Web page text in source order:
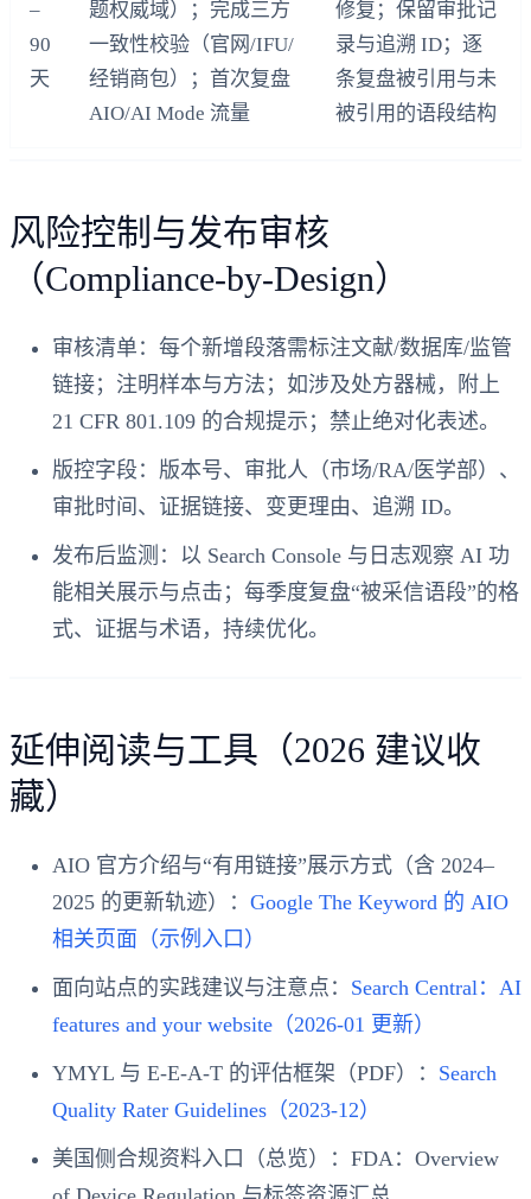
–
90
天
题权威域）；完成三方
一致性校验（官网/IFU/
经销商包）；首次复盘
AIO/AI Mode 流量
修复；保留审批记
录与追溯 ID；逐
条复盘被引用与未
被引用的语段结构
风险控制与发布审核
（Compliance‑by‑Design）
审核清单：每个新增段落需标注文献/数据库/监管
链接；注明样本与方法；如涉及处方器械，附上
21 CFR 801.109 的合规提示；禁止绝对化表述。
版控字段：版本号、审批人（市场/RA/医学部）、
审批时间、证据链接、变更理由、追溯 ID。
发布后监测：以 Search Console 与日志观察 AI 功
能相关展示与点击；每季度复盘“被采信语段”的格
式、证据与术语，持续优化。
延伸阅读与工具（2026 建议收
藏）
AIO 官方介绍与“有用链接”展示方式（含 2024–
2025 的更新轨迹）： Google The Keyword 的 AIO
相关页面（示例入口）
面向站点的实践建议与注意点： Search Central：AI
features and your website（2026-01 更新）
YMYL 与 E‑E‑A‑T 的评估框架（PDF）： Search
Quality Rater Guidelines（2023-12）
美国侧合规资料入口（总览）：FDA：Overview